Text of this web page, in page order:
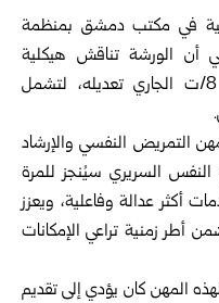
في مكتب دمشق بمنظمة
أن الورشة تناقش ‏هيكلية
الخدمات وفق القرار التنظيمي رقم 8/ت الجاري تعديله، لتشمل
التمريض النفسي والإرشاد
السريري ‏سيُنجز للمرة
أكثر عدالة وفاعلية، ويعزز
أطر زمنية تراعي الإمكانات
المهن كان يؤدي إلى تقديم